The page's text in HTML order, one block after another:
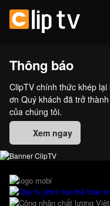
Thông báo
ClipTV chính thức khép
ơn Quý khách đã trở
của chúng tôi.
Xem ngay